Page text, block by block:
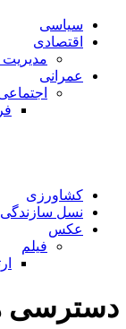
سیاسی
اقتصادی
عمرانی
کشاورزی
نسل سازندگی
عکس
فیلم
دسترسی